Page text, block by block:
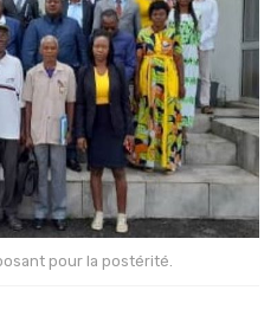
pour la postérité.